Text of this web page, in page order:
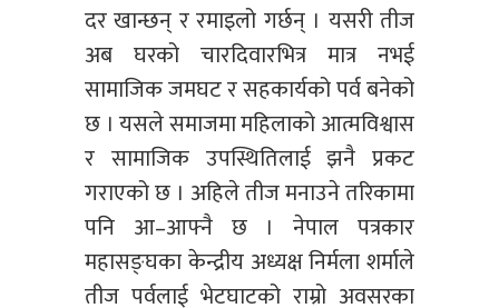
दर खान्छन् र रमाइलो गर्छन् । यसरी तीज
अब घरको चारदिवारभित्र मात्र नभई
सामाजिक जमघट र सहकार्यको पर्व बनेको
छ । यसले समाजमा महिलाको आत्मविश्वास
र सामाजिक उपस्थितिलाई झनै प्रकट
गराएको छ । अहिले तीज मनाउने तरिकामा
पनि आ–आफ्नै छ । नेपाल पत्रकार
महासङ्घका केन्द्रीय अध्यक्ष निर्मला शर्माले
तीज पर्वलाई भेटघाटको राम्रो अवसरका